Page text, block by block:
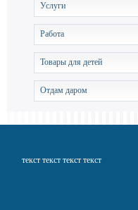
Услуги
Работа
Товары для детей
Отдам даром
текст текст текст текст